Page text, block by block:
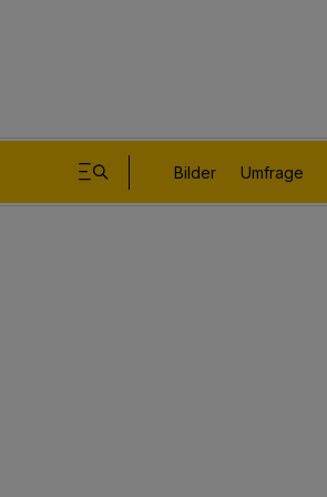
Bilder Umfrage